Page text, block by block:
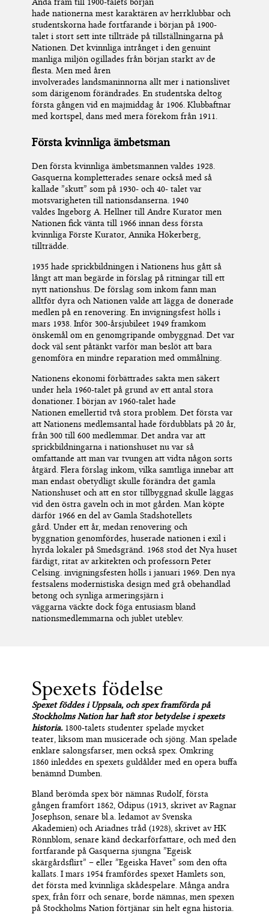
Ända fram till 1900-talets början
hade nationernamest karaktären av herrklubbaroch
studentskorna hade fortfarande i början på 1900-
talet i stort sett inte tillträde på tillställningarna på
Nationen. Det kvinnliga intrånget i den genuint
manliga miljönogillades från början starkt av de
flesta. Men med åren
involverades landsmaninnornaallt mer i nationslivet
som därigenom förändrades. En studentska deltog
första gången vid en majmiddag år 1906. Klubbaftnar
med kortspel, dans med meraförekom från 1911.
Första kvinnliga ämbetsman
Den första kvinnliga ämbetsmannenvaldes 1928.
Gasquerna kompletterades senare också med så
kallade ”skutt” som på 1930- och 40- talet var
motsvarigheten till nationsdanserna. 1940
valdesIngeborg A. Hellnertill Andre Kurator men
Nationen fick vänta till 1966 innan dess första
kvinnliga Förste Kurator, Annika Hökerberg,
tillträdde.
1935 hade sprickbildningen i Nationens hus gått så
långt att man begärde in förslag på ritningar till ett
nytt nationshus. De förslag som inkom fann man
alltför dyra och Nationen valde att lägga de donerade
medlen på en renovering. En invigningsfest hölls i
mars 1938. Inför 300-årsjubileet 1949 framkom
önskemål om en genomgripande ombyggnad. Det var
dock väl sent påtänkt varför man beslöt att bara
genomföra en mindre reparation med ommålning.
Nationens ekonomi förbättrades sakta men säkert
under hela 1960-talet på grund av ett antal stora
donationer. I början av1960-talet hade
Nationen emellertid två stora problem. Det första var
att Nationens medlemsantal hade fördubblats på 20 år,
från 300 till 600 medlemmar. Det andra var att
sprickbildningarna i nationshuset nu var så
omfattande att man var tvungen att vidta någon sorts
åtgärd. Flera förslag inkom, vilka samtliga innebar att
man endast obetydligt skulle förändra det gamla
Nationshuset och att en stor tillbyggnad skulle läggas
vid den östra gaveln och in mot gården. Man köpte
därför 1966 en del av Gamla Stadshotellets
gård. Under ett år, medan renovering och
byggnationgenomfördes, huserade nationen i exil i
hyrda lokaler på Smedsgränd. 1968 stod det Nya huset
färdigt, ritat av arkitekten och professorn Peter
Celsing.invigningsfestenhölls i januari 1969.Den nya
festsalens modernistiska design med grå obehandlad
betong och synliga armeringsjärn i
väggarna väckte dock föga entusiasm bland
nationsmedlemmarna och jublet uteblev.
Spexets födelse
Spexet föddes i Uppsala, och spex framförda på
Stockholms Nation har haft stor betydelse i spexets
historia. 1800-talets studenter spelade mycket
teater,liksom man musicerade och sjöng. Man spelade
enklare salongsfarser, men också spex. Omkring
1860inleddes en spexets guldålder med en opera buffa
benämnd Dumben.
Bland berömda spex bör nämnas Rudolf, första
gången framfört 1862, Ödipus(1913, skrivet av Ragnar
Josephson, senare bl.a. ledamot av Svenska
Akademien) och Ariadnes tråd (1928), skrivet avHK
Rönnblom, senare känd deckarförfattare, och med den
fortfarande på Gasquerna sjungna ”Egeisk
skärgårdsflirt” – eller ”Egeiska Havet” som den ofta
kallats. I mars 1954 framfördes spexet Hamlets son,
det första med kvinnliga skådespelare. Många andra
spex, från förr och senare, borde nämnas, men spexen
på Stockholms Nation förtjänar sin helt egna historia.